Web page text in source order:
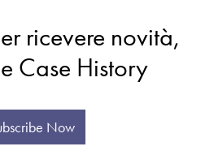
ricevere novità,
Case History
Now